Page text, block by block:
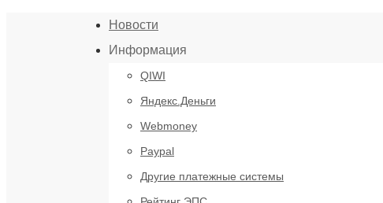
Новости
Информация
QIWI
Яндекс.Деньги
Webmoney
Paypal
Другие платежные системы